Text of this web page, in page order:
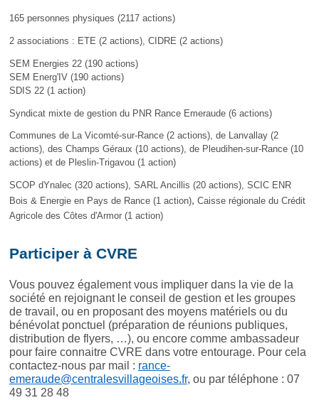
165 personnes physiques (2117 actions)
2 associations : ETE (2 actions), CIDRE (2 actions)
SEM Energies 22 (190 actions)
SEM Energ'IV (190 actions)
SDIS 22 (1 action)
Syndicat mixte de gestion du PNR Rance Emeraude (6 actions)
Communes de La Vicomté-sur-Rance (2 actions), de Lanvallay (2
actions), des Champs Géraux (10 actions), de Pleudihen-sur-Rance (10
actions) et de Pleslin-Trigavou (1 action)
SCOP dYnalec (320 actions), SARL Ancillis (20 actions), SCIC ENR
Bois & Energie en Pays de Rance (1 action), Caisse régionale du Crédit
Agricole des Côtes d'Armor (1 action)
Participer à CVRE
Vous pouvez également vous impliquer dans la vie de la
société en rejoignant le conseil de gestion et les groupes
de travail, ou en proposant des moyens matériels ou du
bénévolat ponctuel (préparation de réunions publiques,
distribution de flyers, …), ou encore comme ambassadeur
pour faire connaitre CVRE dans votre entourage. Pour cela
contactez-nous par mail : rance-
emeraude@centralesvillageoises.fr, ou par téléphone : 07
49 31 28 48